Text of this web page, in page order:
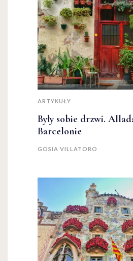
ARTYKUŁY
Były sobie drzwi.
Barcelonie
GOSIA VILLATORO